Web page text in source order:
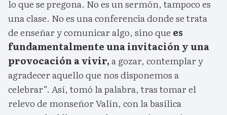
lo que se pregona. No es un sermón, tampoco es
una clase. No es una conferencia donde se trata
de enseñar y comunicar algo, sino que es
fundamentalmente una invitación y una
provocación a vivir,a gozar, contemplar y
agradecer aquello que nos disponemos a
celebrar”. Así, tomó la palabra, tras tomar el
relevo de monseñor Valín, con la basílica